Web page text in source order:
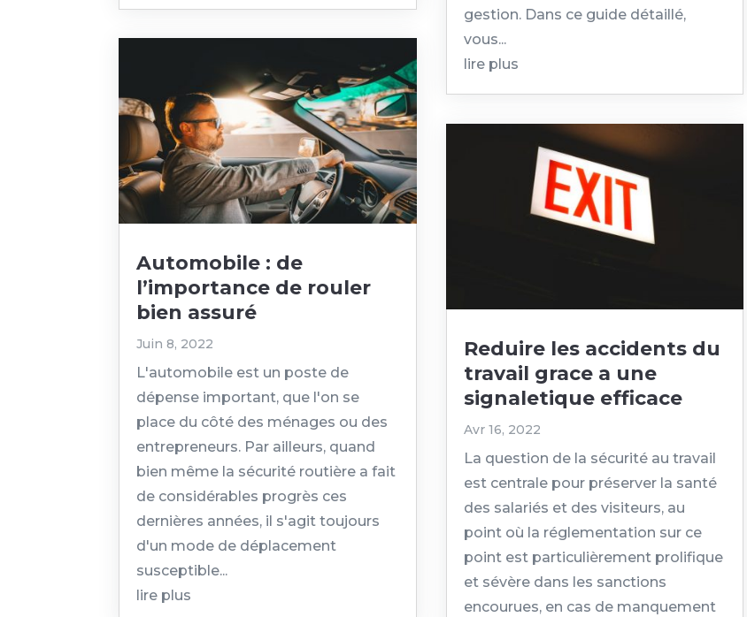
Automobile : de
l’importance de rouler
bien assuré
Juin 8, 2022
L'automobile est un poste de
dépense important, que l'on se
place du côté des ménages ou des
entrepreneurs. Par ailleurs, quand
bien même la sécurité routière a fait
de considérables progrès ces
dernières années, il s'agit toujours
d'un mode de déplacement
susceptible...
lire plus
gestion. Dans ce guide détaillé,
vous...
lire plus
Reduire les accidents du
travail grace a une
signaletique efficace
Avr 16, 2022
La question de la sécurité au travail
est centrale pour préserver la santé
des salariés et des visiteurs, au
point où la réglementation sur ce
point est particulièrement prolifique
et sévère dans les sanctions
encourues, en cas de manquement